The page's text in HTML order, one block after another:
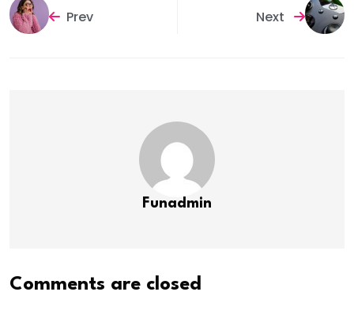
Prev Next
Funadmin
Comments are closed